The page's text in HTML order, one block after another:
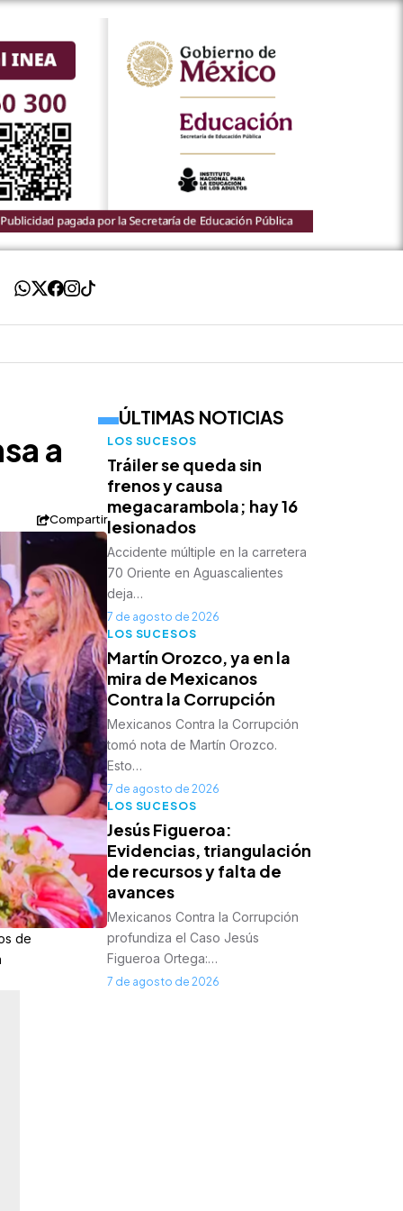
a
Compartir
de
ÚLTIMAS NOTICIAS
LOS SUCESOS
Tráiler se queda sin
frenos y causa
megacarambola; hay 16
lesionados
Accidente múltiple en la carretera
70 Oriente en Aguascalientes
deja…
7 de agosto de 2026
LOS SUCESOS
Martín Orozco, ya en la
mira de Mexicanos
Contra la Corrupción
Mexicanos Contra la Corrupción
tomó nota de Martín Orozco.
Esto…
7 de agosto de 2026
LOS SUCESOS
Jesús Figueroa:
Evidencias, triangulación
de recursos y falta de
avances
Mexicanos Contra la Corrupción
profundiza el Caso Jesús
Figueroa Ortega:…
7 de agosto de 2026